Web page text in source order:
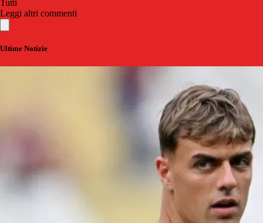
Tutti
Leggi altri commenti
Ultime Notizie